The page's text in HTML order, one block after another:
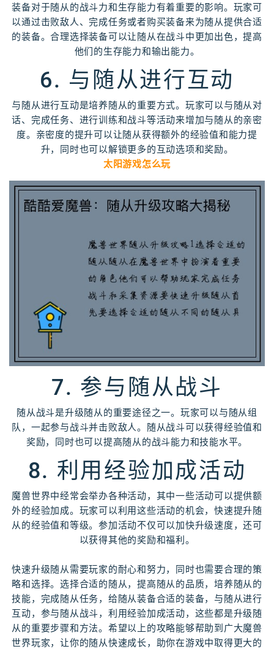
装备对于随从的战斗力和生存能力有着重要的影响。玩家可
以通过击败敌人、完成任务或者购买装备来为随从提供合适
的装备。合理选择装备可以让随从在战斗中更加出色，提高
他们的生存能力和输出能力。
6. 与随从进行互动
与随从进行互动是培养随从的重要方式。玩家可以与随从对
话、完成任务、进行训练和战斗等活动来增加与随从的亲密
度。亲密度的提升可以让随从获得额外的经验值和能力提
升，同时也可以解锁更多的互动选项和奖励。
太阳游戏怎么玩
7. 参与随从战斗
随从战斗是升级随从的重要途径之一。玩家可以与随从组
队，一起参与战斗并击败敌人。随从战斗可以获得经验值和
奖励，同时也可以提高随从的战斗能力和技能水平。
8. 利用经验加成活动
魔兽世界中经常会举办各种活动，其中一些活动可以提供额
外的经验加成。玩家可以利用这些活动的机会，快速提升随
从的经验值和等级。参加活动不仅可以加快升级速度，还可
以获得其他的奖励和福利。
快速升级随从需要玩家的耐心和努力，同时也需要合理的策
略和选择。选择合适的随从，提高随从的品质，培养随从的
技能，完成随从任务，给随从装备合适的装备，与随从进行
互动，参与随从战斗，利用经验加成活动，这些都是升级随
从的重要步骤和方法。希望以上的攻略能够帮助到广大魔兽
世界玩家，让你的随从快速成长，助你在游戏中取得更大的